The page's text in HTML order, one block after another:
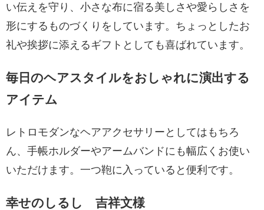
い伝えを守り、小さな布に宿る美しさや愛らしさを
形にするものづくりをしています。ちょっとしたお
礼や挨拶に添えるギフトとしても喜ばれています。
毎日のヘアスタイルをおしゃれに演出する
アイテム
レトロモダンなヘアアクセサリーとしてはもちろ
ん、手帳ホルダーやアームバンドにも幅広くお使い
いただけます。一つ鞄に入っていると便利です。
幸せのしるし 吉祥文様